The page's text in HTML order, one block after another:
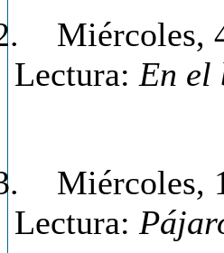
Miércoles,
Lectura: En el
Miércoles,
Lectura: